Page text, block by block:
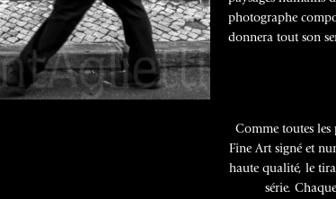
photographe
donnera tout son
Comme toutes les
Fine Art signé et
haute qualité, le
série.